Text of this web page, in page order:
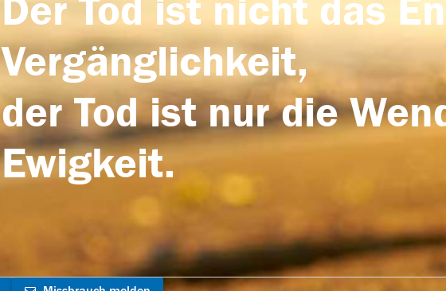
Der Tod ist nicht das
Vergänglichkeit,
der Tod ist nur die
Ewigkeit.